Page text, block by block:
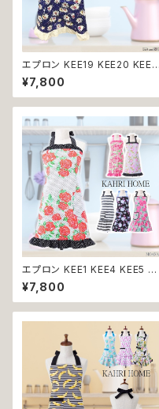
エプロン KEE19 KEE20 KEE2
2 KEE23 KAHRI HOME カー
リ・ホーム キッチン雑貨 キッチ
ン小物 プレゼント 贈り物 送料
¥7,800
エプロン KEE1 KEE4 KEE5 KE
E6 KEE7 KEE8 KAHRI HOM
E カーリ・ホーム キッチン雑貨
キッチン小物 プレゼント 贈り物
¥7,800